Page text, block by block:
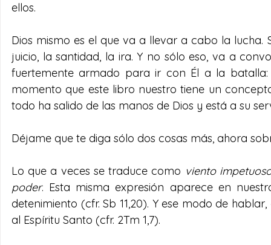
ellos.
Dios mismo es el que va a llevar a cabo la lucha.
juicio, la santidad, la ira. Y no sólo eso, va a
fuertemente armado para ir con Él a la
momento que este libro nuestro tiene un
todo ha salido de las manos de Dios y está a su
Déjame que te diga sólo dos cosas más, ahora
Lo que a veces se traduce como viento
poder. Esta misma expresión aparece en
detenimiento (cfr. Sb 11,20). Y ese modo de
al Espíritu Santo (cfr. 2Tm 1,7).